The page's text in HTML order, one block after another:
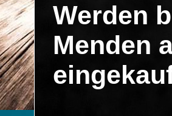
Werden
Menden